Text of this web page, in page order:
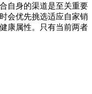
自身的渠道是至关重要
会优先挑选适应自家销
康属性。只有当前两者